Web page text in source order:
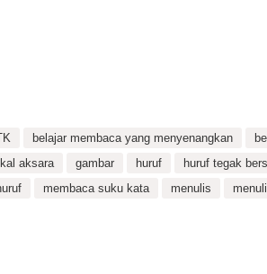
belajar membaca yang menyenangkan
aksara gambar huruf huruf tegak
membaca suku kata menulis